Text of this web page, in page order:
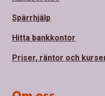
Spärrhjälp
Hitta bankkontor
Priser, räntor och